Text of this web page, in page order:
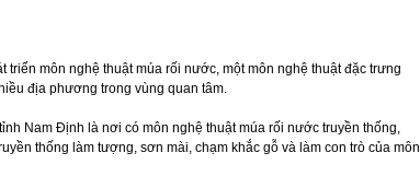
triển môn nghệ thuật múa rối nước, một môn nghệ thuật đặc trưng
địa phương trong vùng quan tâm.
Nam Định là nơi có môn nghệ thuật múa rối nước truyền thống,
thống làm tượng, sơn mài, chạm khắc gỗ và làm con trò của môn